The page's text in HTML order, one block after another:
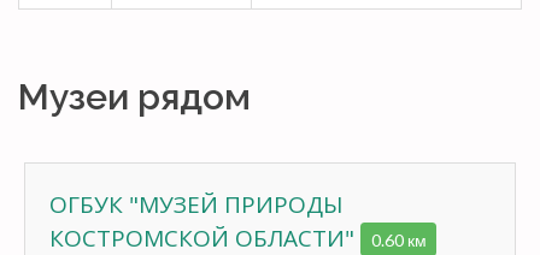
Музеи рядом
ОГБУК "МУЗЕЙ ПРИРОДЫ
КОСТРОМСКОЙ ОБЛАСТИ"
0.60 км